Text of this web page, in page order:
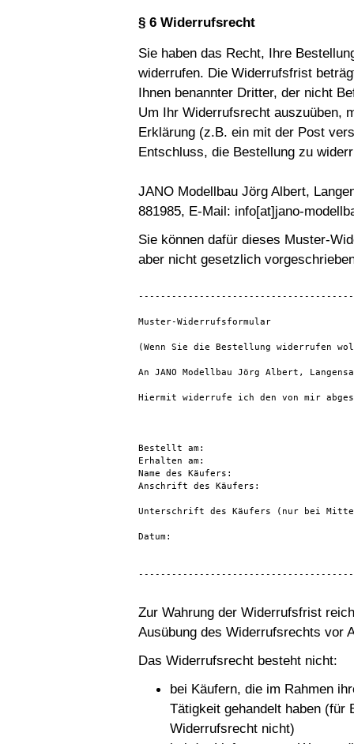
§ 6 Widerrufsrecht
Sie haben das Recht, Ihre
widerrufen. Die Widerrufsfrist
Ihnen benannter Dritter, der nicht
Um Ihr Widerrufsrecht auszuüben,
Erklärung (z.B. ein mit der Post
Entschluss, die Bestellung zu
JANO Modellbau Jörg Albert,
881985, E-Mail: info[at]jano-
Sie können dafür dieses Muster-
aber nicht gesetzlich
Muster-Widerrufsformular
(Wenn Sie die Bestellung widerrufen
An JANO Modellbau Jörg Albert,
Hiermit widerrufe ich den von mir
Bestellt am:
Erhalten am:
Name des Käufers:
Anschrift des Käufers:
Unterschrift des Käufers (nur bei
Datum:
Zur Wahrung der Widerrufsfrist
Ausübung des Widerrufsrechts vor
Das Widerrufsrecht besteht nicht:
bei Käufern, die im Rahmen
Tätigkeit gehandelt haben (für
Widerrufsrecht nicht)